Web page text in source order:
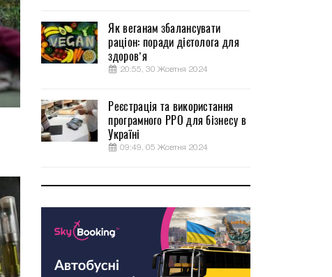
Як веганам збалансувати
раціон: поради дієтолога для
здоров’я
20:55, 30 Жовтня 2024
Реєстрація та використання
програмного РРО для бізнесу в
Україні
09:49, 05 Жовтня 2024